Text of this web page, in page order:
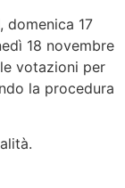
domenica 17
18 novembre
votazioni per
la procedura